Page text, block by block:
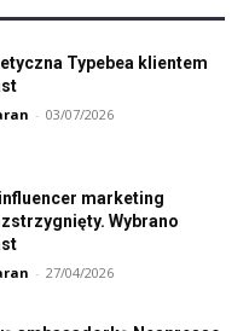
Typebea klientem
- 03/07/2026
marketing
Wybrano
- 27/04/2026